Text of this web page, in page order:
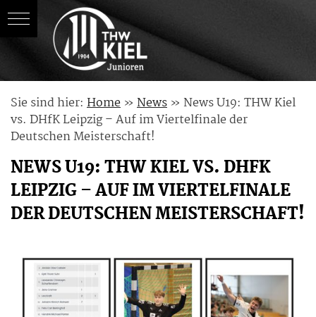
content
Sie sind hier: Home » News » News U19: THW Kiel
vs. DHfK Leipzig – Auf im Viertelfinale der
Deutschen Meisterschaft!
NEWS U19: THW KIEL VS. DHFK
LEIPZIG – AUF IM VIERTELFINALE
DER DEUTSCHEN MEISTERSCHAFT!